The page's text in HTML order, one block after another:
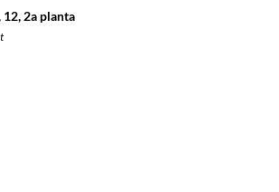
12, 2a planta